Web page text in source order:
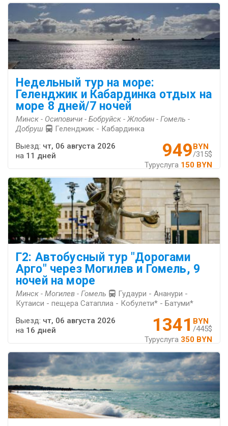
Недельный тур на море:
Геленджик и Кабардинка отдых на
море 8 дней/7 ночей
Минск - Осиповичи - Бобруйск - Жлобин - Гомель -
Добруш
Геленджик - Кабардинка
949BYN
/315$
Туруслуга 150 BYN
Выезд: чт, 06 августа 2026
на 11 дней
Г2: Автобусный тур "Дорогами
Арго" через Могилев и Гомель, 9
ночей на море
Минск - Могилев - Гомель
Гудаури - Ананури -
Кутаиси - пещера Сатаплиа - Кобулети* - Батуми*
1341 BYN
/445$
Туруслуга 350 BYN
Выезд: чт, 06 августа 2026
на 16 дней